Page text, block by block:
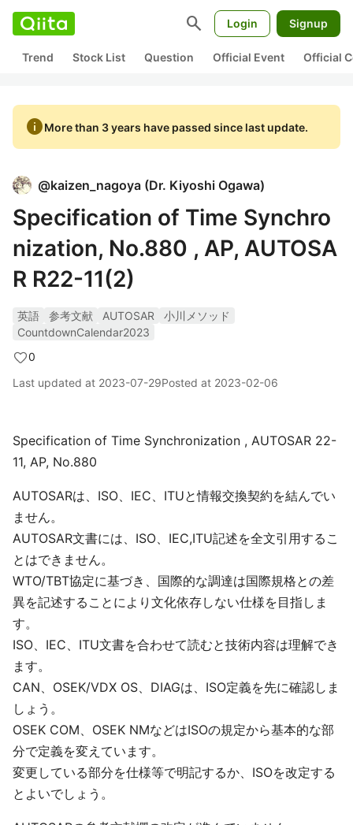
search Login Signup
Trend Stock List Question Official Event Official
infoMore than 3 years have passed since last update.
@kaizen_nagoya (Dr. Kiyoshi Ogawa)
Specification of Time Synchro
nization, No.880 , AP, AUTOSA
R R22-11(2)
英語 参考文献 AUTOSAR
小川メソッド
CountdownCalendar2023
0
Last updated at 2023-07-29Posted at 2023-02-06
Specification of Time Synchronization , AUTOSAR 22-
11, AP, No.880
AUTOSARは、ISO、IEC、ITUと情報交換契約を結んでい
ません。
AUTOSAR文書には、ISO、IEC,ITU記述を全文引用するこ
とはできません。
WTO/TBT協定に基づき、国際的な調達は国際規格との差
異を記述することにより文化依存しない仕様を目指しま
す。
ISO、IEC、ITU文書を合わせて読むと技術内容は理解でき
ます。
CAN、OSEK/VDX OS、DIAGは、ISO定義を先に確認しま
しょう。
OSEK COM、OSEK NMなどはISOの規定から基本的な部
分で定義を変えています。
変更している部分を仕様等で明記するか、ISOを改定する
とよいでしょう。